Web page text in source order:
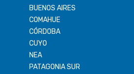
BUENOS AIRES
COMAHUE
CÓRDOBA
CUYO
NEA
PATAGONIA SUR